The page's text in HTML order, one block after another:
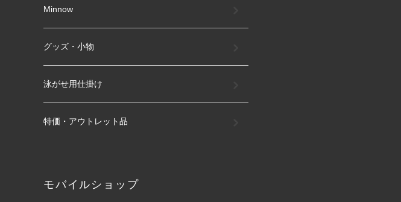
Minnow
グッズ・小物
泳がせ用仕掛け
特価・アウトレット品
モバイルショップ